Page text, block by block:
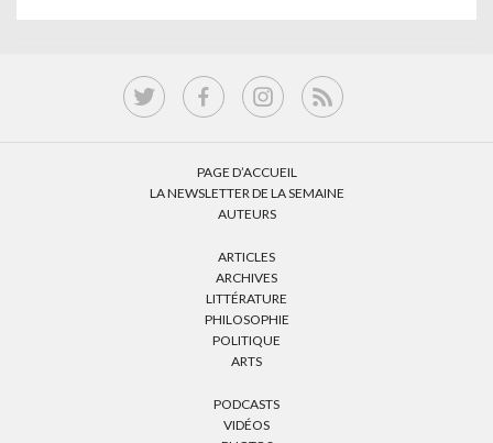
PAGE D’ACCUEIL
LA NEWSLETTER DE LA SEMAINE
AUTEURS
ARTICLES
ARCHIVES
LITTÉRATURE
PHILOSOPHIE
POLITIQUE
ARTS
PODCASTS
VIDÉOS